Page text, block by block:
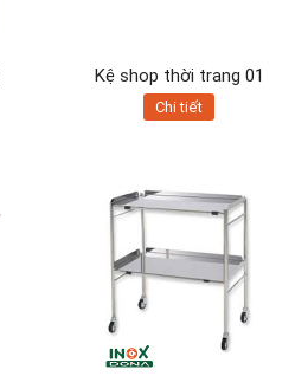
Kệ shop thời trang 01
Chi tiết